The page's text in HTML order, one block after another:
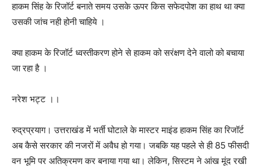
हाकम सिंह के रिजॉर्ट बनाते समय उसके ऊपर किस सफेदपोश का हाथ था क्या
उसकी जांच नही होनी चाहिये ।
क्या हाकम के रिजॉर्ट ध्वस्तीकरण होने से हाकम को सरंक्षण देने वालो को बचाया
जा रहा है ।
नरेश भट्ट ।।
रुद्रप्रयाग। उत्तराखंड में भर्ती घोटाले के मास्टर माइंड हाकम सिंह का रिजॉर्ट
अब कैसे सरकार की नजरों में अवैध हो गया। जबकि यह पहले से ही 85 फीसदी
वन भूमि पर अतिक्रमण कर बनाया गया था। लेकिन, सिस्टम ने आंख मूंद रखी